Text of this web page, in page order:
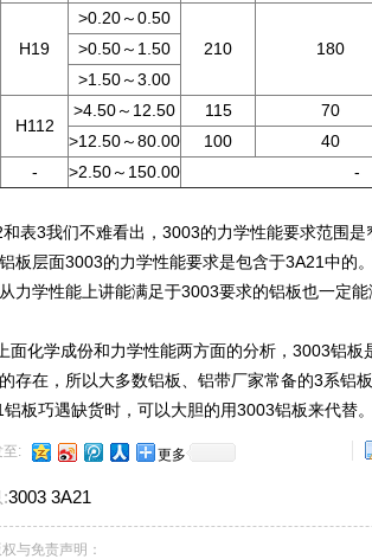
H19
>0.20～0.50
210
180
>0.50～1.50
>1.50～3.00
H112
>4.50～12.50 115 70
>12.50～80.00
100 40
- >2.50～150.00 -
3我们不难看出，3003的力学性能要求范围是
铝板层面3003的力学性能要求是包含于3A21中的
力学性能上讲能满足于3003要求的铝板也一定能
化学成份和力学性能两方面的分析，3003铝板
存在，所以大多数铝板、铝带厂家常备的3系铝
板巧遇缺货时，可以大胆的用3003铝板来代替。
: 更多
3003 3A21
与免责声明：